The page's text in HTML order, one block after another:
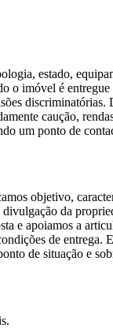
estado,
o imóvel é
caução,
um ponto de
objetivo,
da
e apoiamos a
de
de situação e